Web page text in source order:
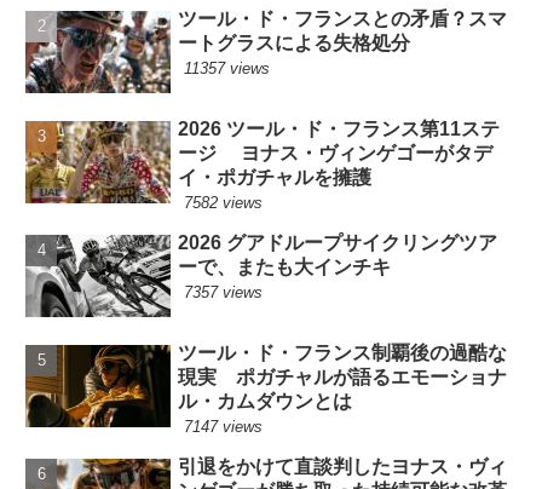
ツール・ド・フランスとの矛盾？スマ
ートグラスによる失格処分
11357 views
2026 ツール・ド・フランス第11ステ
ージ ヨナス・ヴィンゲゴーがタデ
イ・ポガチャルを擁護
7582 views
2026 グアドループサイクリングツア
ーで、またも大インチキ
7357 views
ツール・ド・フランス制覇後の過酷な
現実 ポガチャルが語るエモーショナ
ル・カムダウンとは
7147 views
引退をかけて直談判したヨナス・ヴィ